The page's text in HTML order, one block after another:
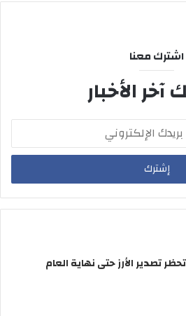
اشترك معنا
آخر الأخبار
تصدير الأرز حتى نهاية العام